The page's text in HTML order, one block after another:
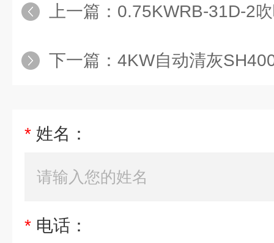
上一篇： 0.75KWRB-31D-2吹吸
下一篇： 4KW自动清灰
* 姓名：
* 电话：